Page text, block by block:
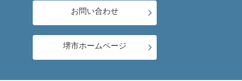
お問い合わせ
堺市ホームページ